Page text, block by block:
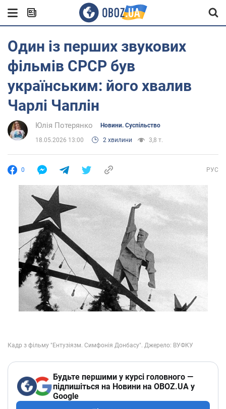
Один із перших звукових
фільмів СРСР був
українським: його хвалив
Чарлі Чаплін
Юлія Потерянко Новини. Суспільство
18.05.2026 13:00 2 хвилини 3,8 т.
0 РУС
Будьте першими у курсі головного —
підпишіться на Новини на OBOZ.UA у
Google